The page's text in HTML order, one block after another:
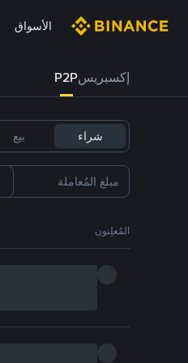
الأسواق
إكسبريسP2P
شراء بيع
المُعلِنون